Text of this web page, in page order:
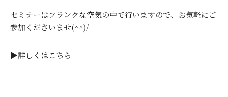
セミナーはフランクな空気の中で行いますので、お気軽にご
参加くださいませ(^^)/
▶詳しくはこちら